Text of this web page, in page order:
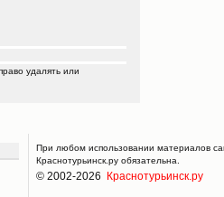
удалять или
При любом использовании материалов
Краснотурьинск.ру обязательна.
© 2002-2026 Краснотурьинск.ру